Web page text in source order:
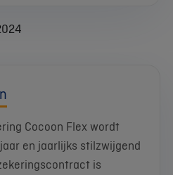
Cocoon Flex wordt
en jaarlijks stilzwijgend
is